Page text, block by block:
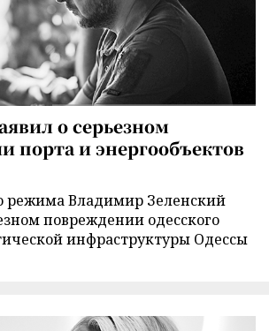
о серьезном
порта и энергообъектов
режима Владимир Зеленский
повреждении одесского
инфраструктуры Одессы